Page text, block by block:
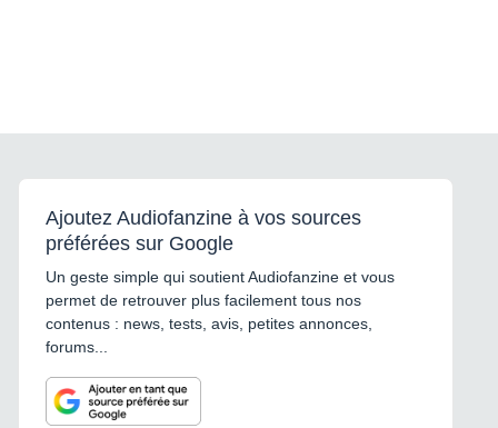
Ajoutez Audiofanzine à vos sources
préférées sur Google
Un geste simple qui soutient Audiofanzine et vous
permet de retrouver plus facilement tous nos
contenus : news, tests, avis, petites annonces,
forums...